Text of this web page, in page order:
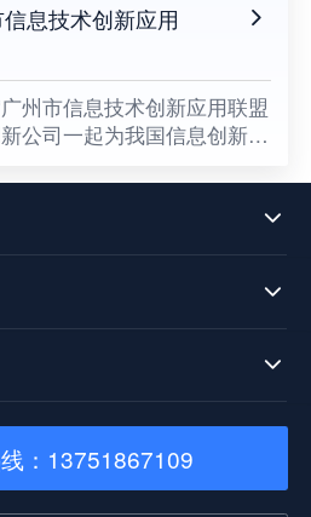
息技术创新应用
州市信息技术创新应用联盟
公司一起为我国信息创新发
段。
：13751867109